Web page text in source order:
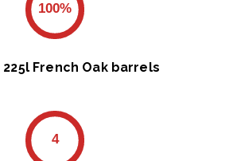
100%
French Oak barrels
4